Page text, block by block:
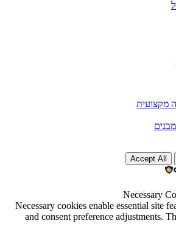
מקצועית
Accept All
Necessary
Necessary cookies enable essential site
and consent preference adjustments.